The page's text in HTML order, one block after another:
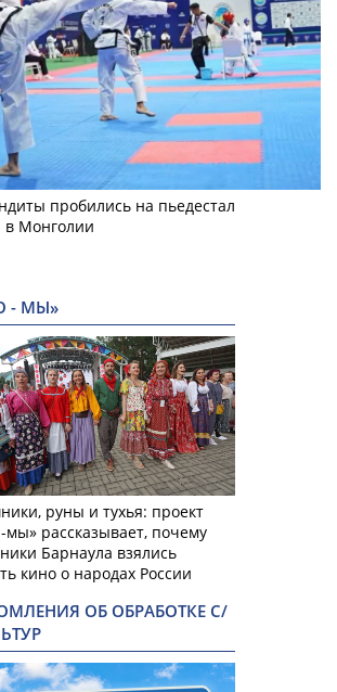
пробились на пьедестал
в Монголии
- МЫ»
руны и тухья: проект
мы» рассказывает, почему
Барнаула взялись
кино о народах России
ОБ ОБРАБОТКЕ С/